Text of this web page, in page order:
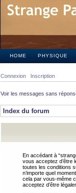
HOME PHYSIQUE
Connexion Inscription
Voir les messages sans
Index du forum
En accédant à
vous acceptez d’être
toutes les conditions
n’importe quel
cela par vous-même
acceptez d’être